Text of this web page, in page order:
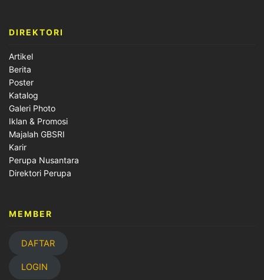
DIREKTORI
Artikel
Berita
Poster
Katalog
Galeri Photo
Iklan & Promosi
Majalah GBSRI
Karir
Perupa Nusantara
Direktori Perupa
MEMBER
DAFTAR
LOGIN